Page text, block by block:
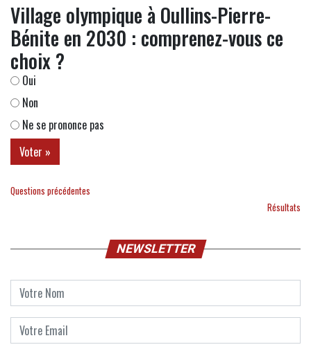
Village olympique à Oullins-Pierre-
Bénite en 2030 : comprenez-vous ce
choix ?
Oui
Non
Ne se prononce pas
Questions précédentes
Résultats
NEWSLETTER